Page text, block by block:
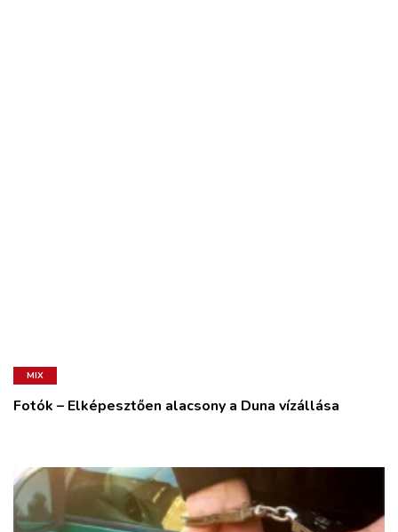
MIX
Fotók – Elképesztően alacsony a Duna vízállása